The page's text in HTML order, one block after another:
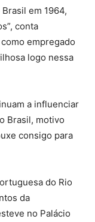
em 1964,
conta
empregado
logo nessa
a influenciar
Brasil, motivo
consigo para
do Rio
da
no Palácio